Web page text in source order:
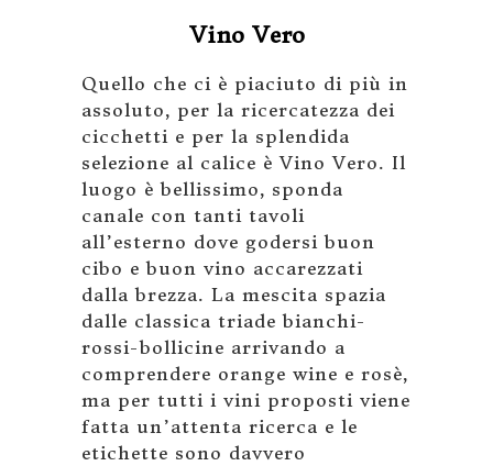
Vino Vero
Quello che ci è piaciuto di più in
assoluto, per la ricercatezza dei
cicchetti e per la splendida
selezione al calice è Vino Vero. Il
luogo è bellissimo, sponda
canale con tanti tavoli
all’esterno dove godersi buon
cibo e buon vino accarezzati
dalla brezza. La mescita spazia
dalle classica triade bianchi-
rossi-bollicine arrivando a
comprendere orange wine e rosè,
ma per tutti i vini proposti viene
fatta un’attenta ricerca e le
etichette sono davvero